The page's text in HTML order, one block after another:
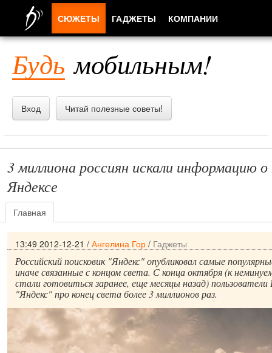
Будь мобильным!
Вход Читай полезные советы!
3 миллиона россиян искали информацию о
Яндексе
Главная
13:49 2012-12-21 / Ангелина Гор / Гаджеты
Российский поисковик "Яндекс" опубликовал самые
иначе связанные с концом света. С конца октября (к
стали готовиться заранее, еще месяцы назад)
"Яндекс" про конец света более 3 миллионов раз.
СЮЖЕТЫ ГАДЖЕТЫ КОМПАНИИ
ПРИЛОЖЕНИЯ